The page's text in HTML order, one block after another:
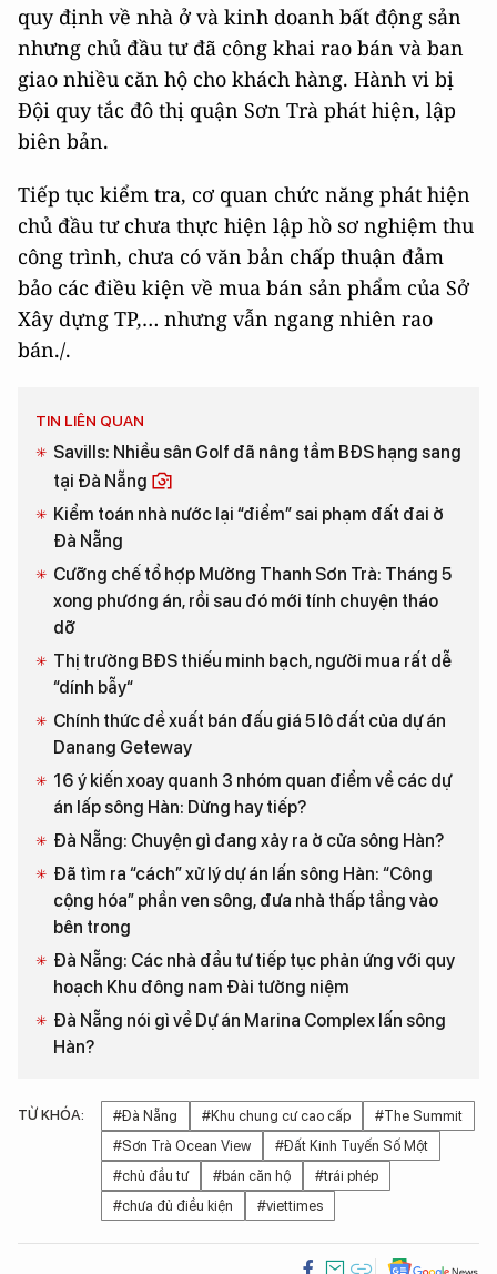
quy định về nhà ở và kinh doanh bất động sản
nhưng chủ đầu tư đã công khai rao bán và ban
giao nhiều căn hộ cho khách hàng. Hành vi bị
Đội quy tắc đô thị quận Sơn Trà phát hiện, lập
biên bản.
Tiếp tục kiểm tra, cơ quan chức năng phát hiện
chủ đầu tư chưa thực hiện lập hồ sơ nghiệm thu
công trình, chưa có văn bản chấp thuận đảm
bảo các điều kiện về mua bán sản phẩm của Sở
Xây dựng TP,… nhưng vẫn ngang nhiên rao
bán./.
TIN LIÊN QUAN
Savills: Nhiều sân Golf đã nâng tầm BĐS hạng sang
tại Đà Nẵng
Kiểm toán nhà nước lại “điểm” sai phạm đất đai ở
Đà Nẵng
Cưỡng chế tổ hợp Mường Thanh Sơn Trà: Tháng 5
xong phương án, rồi sau đó mới tính chuyện tháo
dỡ
Thị trường BĐS thiếu minh bạch, người mua rất dễ
“dính bẫy“
Chính thức đề xuất bán đấu giá 5 lô đất của dự án
Danang Geteway
16 ý kiến xoay quanh 3 nhóm quan điểm về các dự
án lấp sông Hàn: Dừng hay tiếp?
Đà Nẵng: Chuyện gì đang xảy ra ở cửa sông Hàn?
Đã tìm ra “cách” xử lý dự án lấn sông Hàn: “Công
cộng hóa” phần ven sông, đưa nhà thấp tầng vào
bên trong
Đà Nẵng: Các nhà đầu tư tiếp tục phản ứng với quy
hoạch Khu đông nam Đài tưởng niệm
Đà Nẵng nói gì về Dự án Marina Complex lấn sông
Hàn?
TỪ KHÓA: #Đà Nẵng #Khu chung cư cao cấp
#The Summit
#Sơn Trà Ocean View
#Đất Kinh Tuyến Số Một
#chủ đầu tư
#bán căn hộ
#trái phép
#chưa đủ điều kiện
#viettimes